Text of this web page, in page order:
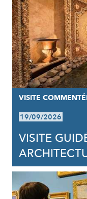
VISITE
19/09/2026
VISITE